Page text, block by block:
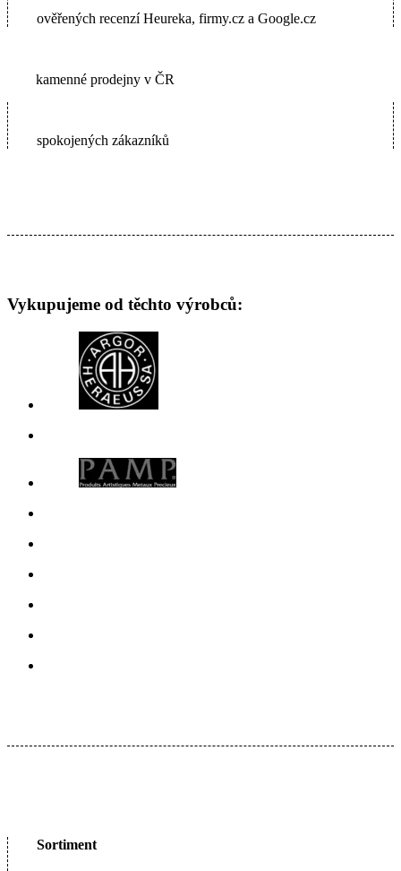
ověřených recenzí Heureka, firmy.cz a Google.cz
kamenné prodejny v ČR
spokojených zákazníků
Vykupujeme od těchto výrobců:
Sortiment